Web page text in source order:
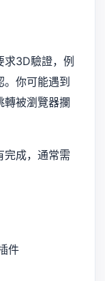
求3D驗證，例
。你可能遇到
轉被瀏覽器攔
完成，通常需
件